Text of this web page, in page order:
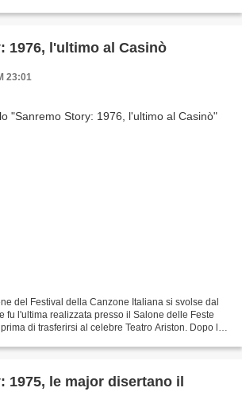
1976, l'ultimo al Casinò
23:01
del Festival della Canzone Italiana si svolse dal
fu l'ultima realizzata presso il Salone delle Feste
di trasferirsi al celebre Teatro Ariston. Dopo la
1975, le major disertano il